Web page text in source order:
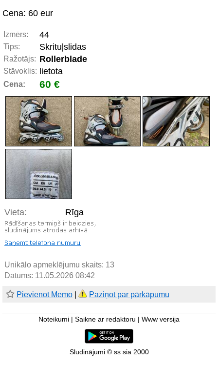
Cena: 60 eur
Izmērs: 44
Tips: Skrituļslidas
Ražotājs: Rollerblade
Stāvoklis: lietota
Cena: 60 €
Vieta: Rīga
Unikālo apmeklējumu skaits: 13
Datums: 11.05.2026 08:42
Pievienot Memo Paziņot par pārkāpumu
Noteikumi Saikne ar redaktoru Www versija
Sludinājumi © ss sia 2000